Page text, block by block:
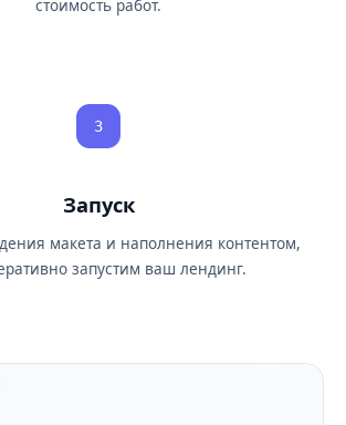
стоимость работ.
3
Запуск
макета и наполнения контентом,
запустим ваш лендинг.